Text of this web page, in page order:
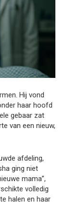
Hij vond
haar hoofd
gebaar zat
van een nieuw,
afdeling,
ging niet
mama”,
volledig
halen en haar